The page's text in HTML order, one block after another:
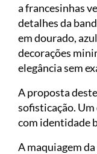
a francesinhas
detalhes da
em dourado,
decorações
elegância sem
A proposta
sofisticação. Um
com identidade
A maquiagem